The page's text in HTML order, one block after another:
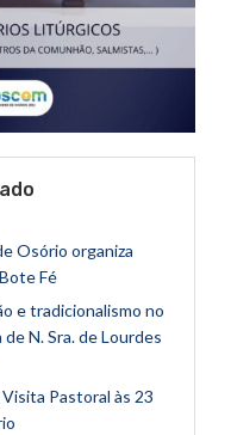
Osório organiza
Fé
e tradicionalismo no
N. Sra. de Lourdes
Pastoral às 23